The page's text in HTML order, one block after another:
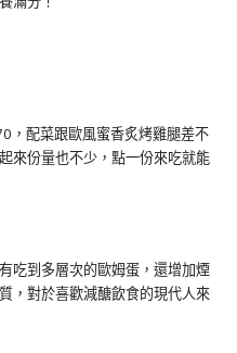
，配菜跟歐風蜜香炙烤雞腿差不
來份量也不少，點一份來吃就能
吃到多層次的歐姆蛋，還增加煙
，對於喜歡減醣飲食的現代人來